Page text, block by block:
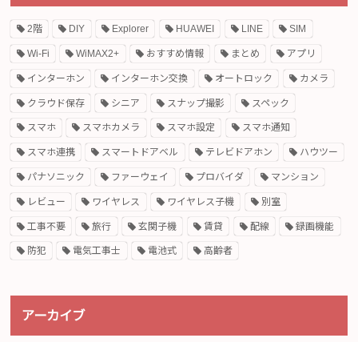
2階 DIY Explorer HUAWEI LINE SIM
Wi-Fi WiMAX2+ おすすめ情報 まとめ アプリ
インターホン インターホン交換 オートロック カメラ
クラウド保存 シニア スナップ撮影 スペック
スマホ スマホカメラ スマホ設定 スマホ通知
スマホ連携 スマートドアベル テレビドアホン ハウツー
パナソニック ファーウェイ プロバイダ マンション
レビュー ワイヤレス ワイヤレス子機 別室
工事不要 旅行 玄関子機 賃貸 配線 録画機能
防犯 電気工事士 電池式 高齢者
アーカイブ